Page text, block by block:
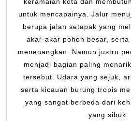
untuk mencapainya. Jalur
berupa jalan setapak yang
akar-akar pohon besar, serta
menenangkan. Namun justru
menjadi bagian paling
tersebut. Udara yang sejuk,
serta kicauan burung tropis
yang sangat berbeda dari
yang sibuk.